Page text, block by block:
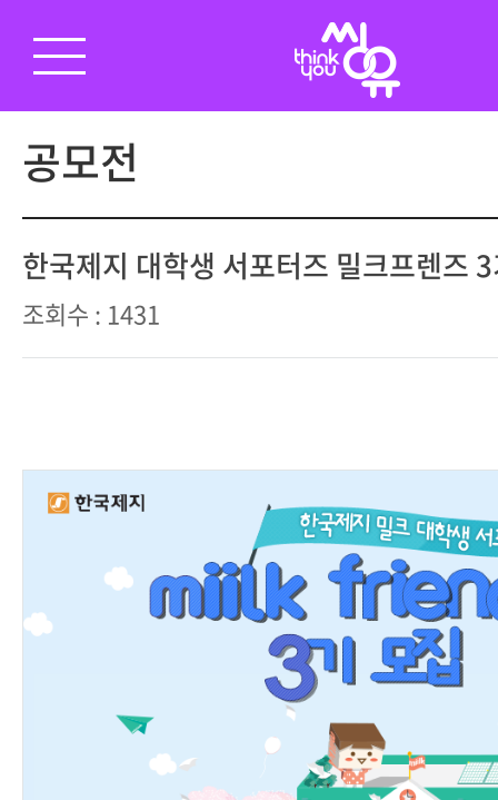
공모전
한국제지 대학생 서포터즈 밀크프렌즈
조회수 : 1431